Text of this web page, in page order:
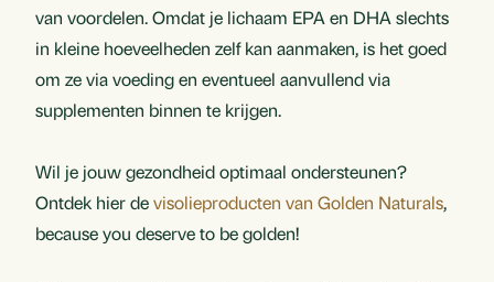
van voordelen. Omdat je lichaam EPA en DHA slechts
in kleine hoeveelheden zelf kan aanmaken, is het goed
om ze via voeding en eventueel aanvullend via
supplementen binnen te krijgen.
Wil je jouw gezondheid optimaal ondersteunen?
Ontdek hier devisolieproducten van Golden Naturals,
because you deserve to be golden!